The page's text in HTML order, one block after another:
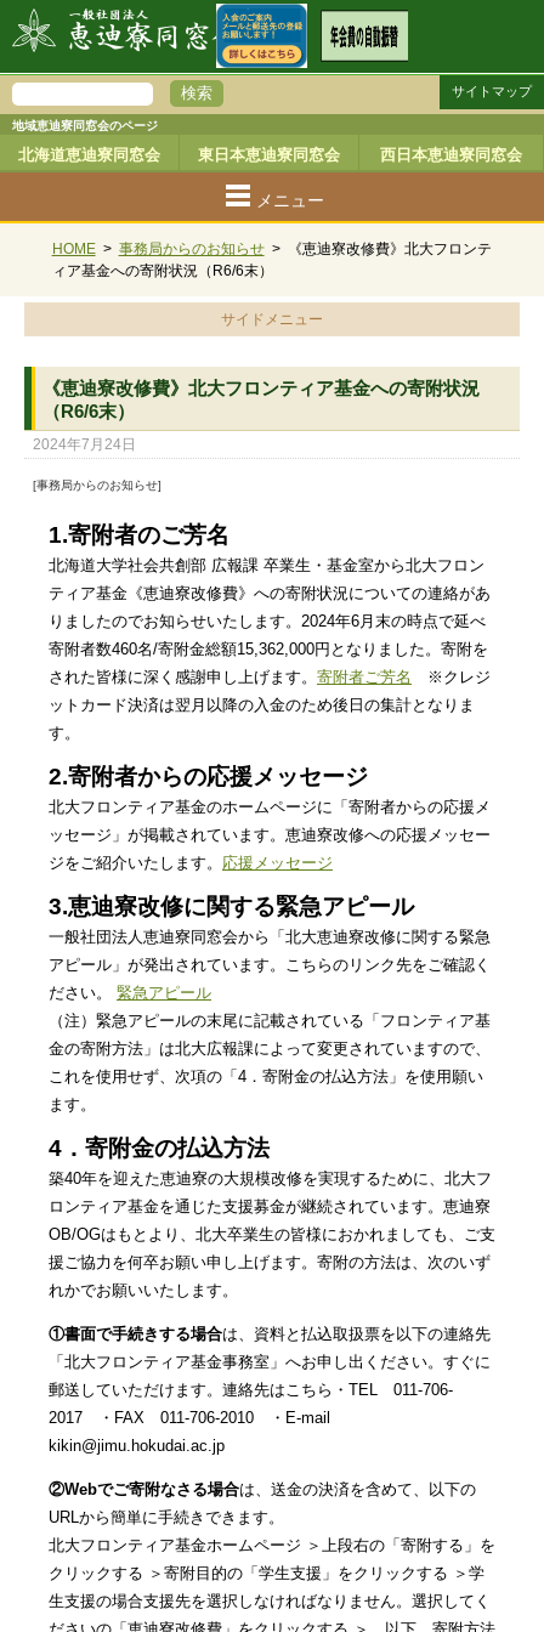
地域恵迪寮同窓会のページ
北海道恵迪寮同窓会 東日本恵迪寮同窓会 西日本恵迪寮同窓会
サイトマップ
メニュー
HOME > 事務局からのお知らせ >
《恵迪寮改修費》北大フロンテ
ィア基金への寄附状況（R6/6末）
サイドメニュー
《恵迪寮改修費》北大フロンティア基金への寄附状況
（R6/6末）
2024年7月24日
[事務局からのお知らせ]
1.寄附者のご芳名
北海道大学社会共創部 広報課 卒業生・基金室から北大フロン
ティア基金《恵迪寮改修費》への寄附状況についての連絡があ
りましたのでお知らせいたします。2024年6月末の時点で延べ
寄附者数460名/寄附金総額15,362,000円となりました。寄附を
された皆様に深く感謝申し上げます。 寄附者ご芳名
※クレジ
ットカード決済は翌月以降の入金のため後日の集計となりま
す。
2.寄附者からの応援メッセージ
北大フロンティア基金のホームページに「寄附者からの応援メ
ッセージ」が掲載されています。恵迪寮改修への応援メッセー
ジをご紹介いたします。 応援メッセージ
3.恵迪寮改修に関する緊急アピール
一般社団法人恵迪寮同窓会から「北大恵迪寮改修に関する緊急
アピール」が発出されています。こちらのリンク先をご確認く
ださい。 緊急アピール
（注）緊急アピールの末尾に記載されている「フロンティア基
金の寄附方法」は北大広報課によって変更されていますので、
これを使用せず、次項の「4．寄附金の払込方法」を使用願い
ます。
4．寄附金の払込方法
築40年を迎えた恵迪寮の大規模改修を実現するために、北大フ
ロンティア基金を通じた支援募金が継続されています。恵迪寮
OB/OGはもとより、北大卒業生の皆様におかれましても、ご支
援ご協力を何卒お願い申し上げます。寄附の方法は、次のいず
れかでお願いいたします。
①書面で手続きする場合は、資料と払込取扱票を以下の連絡先
「北大フロンティア基金事務室」へお申し出ください。すぐに
郵送していただけます。連絡先はこちら・TEL 011-706-
2017 ・FAX 011-706-2010 ・E-mail
kikin@jimu.hokudai.ac.jp
②Webでご寄附なさる場合は、送金の決済を含めて、以下の
URLから簡単に手続きできます。
北大フロンティア基金ホームページ ＞上段右の「寄附する」を
クリックする ＞寄附目的の「学生支援」をクリックする ＞学
生支援の場合支援先を選択しなければなりません。選択してく